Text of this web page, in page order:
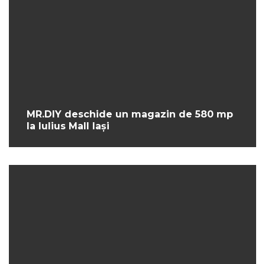
MR.DIY deschide un magazin de 580 mp
la Iulius Mall Iași